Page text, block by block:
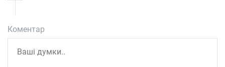
Коментар